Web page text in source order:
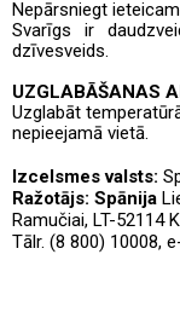
Nepārsniegt
Svarīgs ir
dzīvesveids.
UZGLABĀŠANAS
Uzglabāt
nepieejamā vietā.
Izcelsmes valsts:
Ražotājs: Spānija
Ramučiai, LT-52114
Tālr. (8 800) 10008,